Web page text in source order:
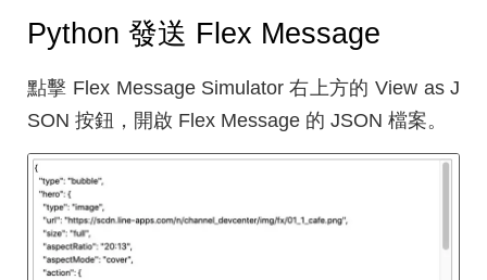
Python 發送 Flex Message
點擊 Flex Message Simulator 右上方的 View as J
SON 按鈕，開啟 Flex Message 的 JSON 檔案。